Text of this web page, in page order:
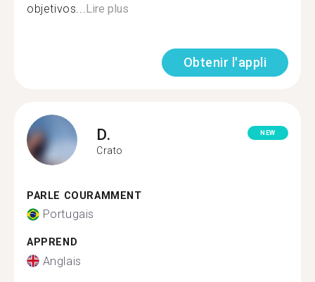
objetivos... Lire plus
Obtenir l'appli
D.
Crato
NEW
PARLE COURAMMENT
Portugais
APPREND
Anglais